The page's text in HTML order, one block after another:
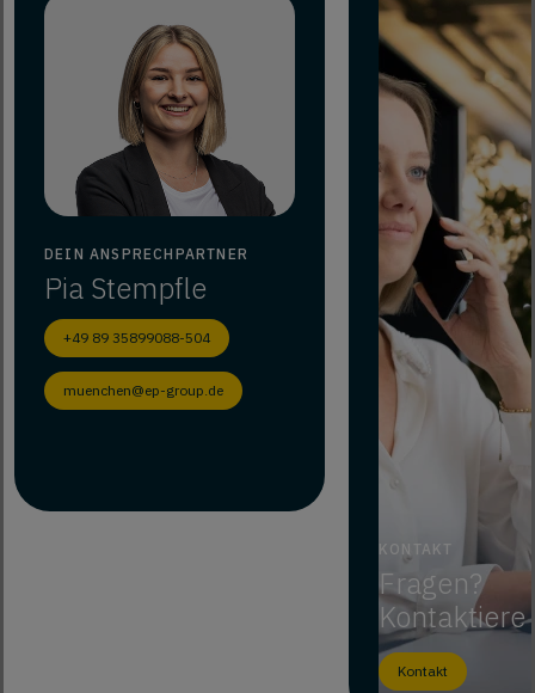
DEIN ANSPRECHPARTNER
Pia Stempfle
+49 89 35899088-504
muenchen@ep-group.de
KONTAKT
Fragen?
Kontaktiere
Kontakt